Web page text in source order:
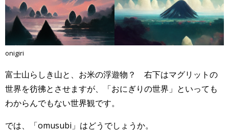
onigiri
富士山らしき山と、お米の浮遊物？ 右下はマグリットの
世界を彷彿とさせますが、「おにぎりの世界」といっても
わからんでもない世界観です。
では、「omusubi」はどうでしょうか。